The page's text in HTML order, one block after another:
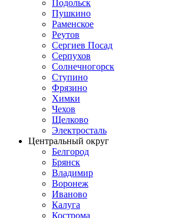
Подольск
Пушкино
Раменское
Реутов
Сергиев Посад
Серпухов
Солнечногорск
Ступино
Фрязино
Химки
Чехов
Щелково
Электросталь
Центральный округ
Белгород
Брянск
Владимир
Воронеж
Иваново
Калуга
Кострома